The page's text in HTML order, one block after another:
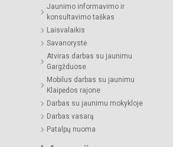
Jaunimo informavimo ir
konsultavimo taškas
Laisvalaikis
Savanorystė
Atviras darbas su jaunimu
Gargžduose
Mobilus darbas su jaunimu
Klaipėdos rajone
Darbas su jaunimu mokykloje
Darbas vasarą
Patalpų nuoma